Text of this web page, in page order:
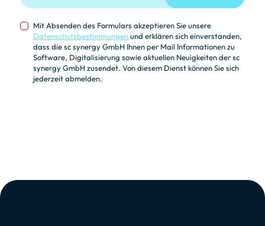
Mit Absenden des Formulars akzeptieren Sie unsere
Datenschutzbestimmungenund erklären sich einverstanden,
dass die sc synergy GmbH Ihnen per Mail Informationen zu
Software, Digitalisierung sowie aktuellen Neuigkeiten der sc
synergy GmbH zusendet. Von diesem Dienst können Sie sich
jederzeit abmelden.